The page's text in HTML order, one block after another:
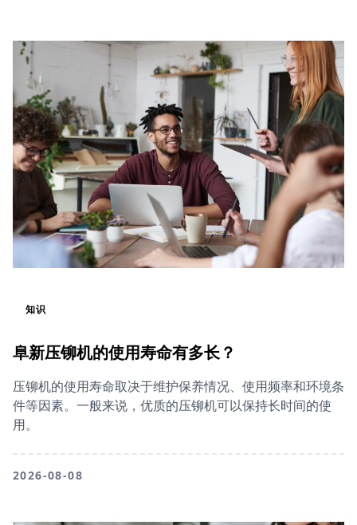
知识
阜新压铆机的使用寿命有多长？
压铆机的使用寿命取决于维护保养情况、使用频率和环境条
件等因素。一般来说，优质的压铆机可以保持长时间的使
用。
2026-08-08